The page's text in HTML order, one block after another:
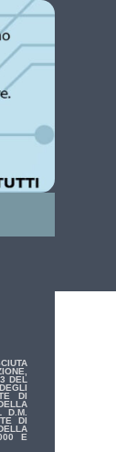
DEL
DI
D.M.
DI
E